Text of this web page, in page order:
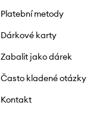
Platební metody
Dárkové karty
Zabalit jako dárek
Často kladené otázky
Kontakt